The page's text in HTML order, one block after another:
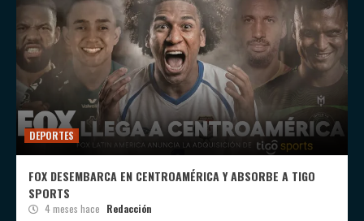
DEPORTES
FOX DESEMBARCA EN CENTROAMÉRICA Y ABSORBE A TIGO
SPORTS
4 meses hace Redacción